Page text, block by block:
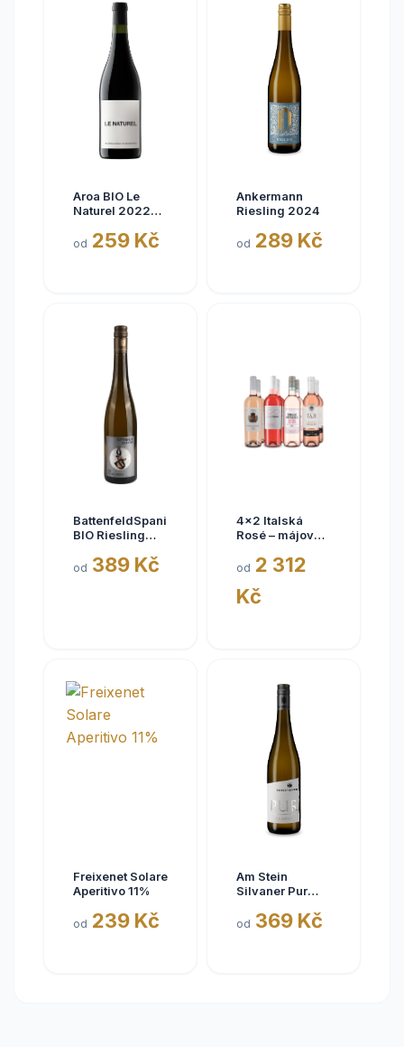
Aroa BIO Le
Naturel 2022
Navarra, bez
od 259 Kč
Ankermann
Riesling 2024
od 289 Kč
BattenfeldSpanier
BIO Riesling
2025,
od 389 Kč
4x2 Italská
Rosé – májové
od 2 312
Kč
Freixenet Solare
Aperitivo 11%
od 239 Kč
Am Stein
Silvaner Pur
od 369 Kč